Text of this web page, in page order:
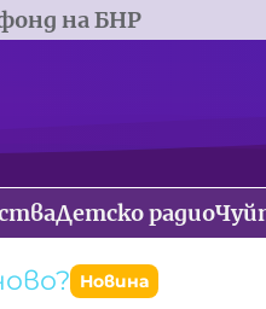
на БНР
Детско радио
Новина